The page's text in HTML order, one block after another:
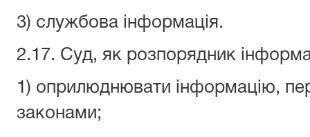
3) службова інформація.
2.17. Суд, як розпорядник
1) оприлюднювати інформацію,
законами;